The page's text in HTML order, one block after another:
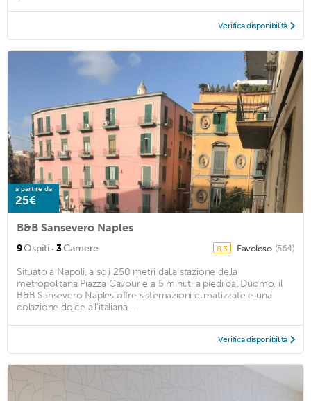
Verifica disponibilità
a partire da
25€
B&B Sansevero Naples
9Ospiti · 3Camere 8,3 Favoloso (564)
Situato a Napoli, a soli 250 metri dalla stazione della
metropolitana Piazza Cavour e a 5 minuti a piedi dal Duomo, il
B&B Sansevero Naples offre sistemazioni climatizzate e una
colazione dolce all'italiana, ...
Verifica disponibilità